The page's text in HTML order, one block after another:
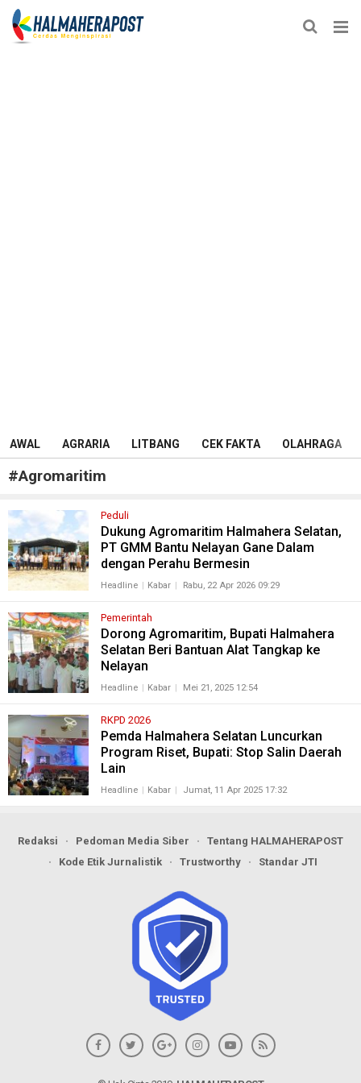
AWAL AGRARIA LITBANG CEK FAKTA OLAHRAGA
#Agromaritim
Peduli
Dukung Agromaritim Halmahera Selatan,
PT GMM Bantu Nelayan Gane Dalam
dengan Perahu Bermesin
Headline Kabar Rabu, 22 Apr 2026 09:29
Pemerintah
Dorong Agromaritim, Bupati Halmahera
Selatan Beri Bantuan Alat Tangkap ke
Nelayan
Headline Kabar Mei 21, 2025 12:54
RKPD 2026
Pemda Halmahera Selatan Luncurkan
Program Riset, Bupati: Stop Salin Daerah
Lain
Headline Kabar Jumat, 11 Apr 2025 17:32
Redaksi Pedoman Media Siber
Tentang HALMAHERAPOST
Kode Etik Jurnalistik
Trustworthy Standar JTI